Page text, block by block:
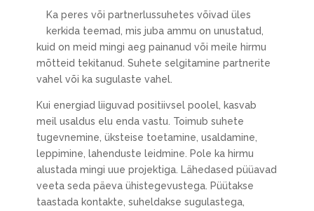
Ka peres või partnerlussuhetes võivad üles
kerkida teemad, mis juba ammu on unustatud,
kuid on meid mingi aeg painanud või meile hirmu
mõtteid tekitanud. Suhete selgitamine partnerite
vahel või ka sugulaste vahel.
Kui energiad liiguvad positiivsel poolel, kasvab
meil usaldus elu enda vastu. Toimub suhete
tugevnemine, üksteise toetamine, usaldamine,
leppimine, lahenduste leidmine. Pole ka hirmu
alustada mingi uue projektiga. Lähedased püüavad
veeta seda päeva ühistegevustega. Püütakse
taastada kontakte, suheldakse sugulastega,